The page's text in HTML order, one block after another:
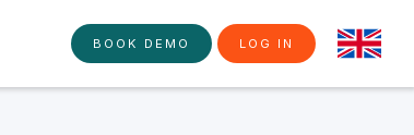
BOOK DEMO LOG IN